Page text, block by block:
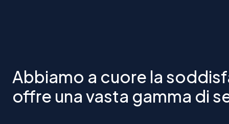
Abbiamo a cuore la
offre una vasta gamma di